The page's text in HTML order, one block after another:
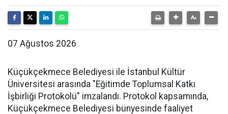
07 Ağustos 2026
Küçükçekmece Belediyesi ile İstanbul Kültür
Üniversitesi arasında "Eğitimde Toplumsal Katkı
İşbirliği Protokolü" imzalandı. Protokol kapsamında,
Küçükçekmece Belediyesi bünyesinde faaliyet